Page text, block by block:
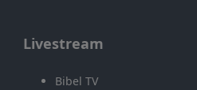
Livestream
Bibel TV